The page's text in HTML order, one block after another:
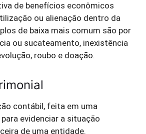
de benefícios econômicos
ou alienação dentro da
de baixa mais comum são por
ou sucateamento, inexistência
roubo e doação.
contábil, feita em uma
evidenciar a situação
de uma entidade.